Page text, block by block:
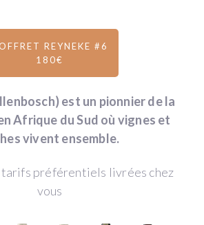
REYNEKE #6
180€
est un pionnier de la
Afrique du Sud où vignes et
vivent ensemble.
préférentiels livrées chez
vous